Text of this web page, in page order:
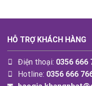
HỖ TRỢ KHÁCH HÀNG
Điện thoại: 0356 666
Hotline: 0356 666